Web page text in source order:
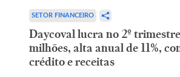
SETOR FINANCEIRO
Daycoval lucra no 2º
milhões, alta anual de 11%,
crédito e receitas